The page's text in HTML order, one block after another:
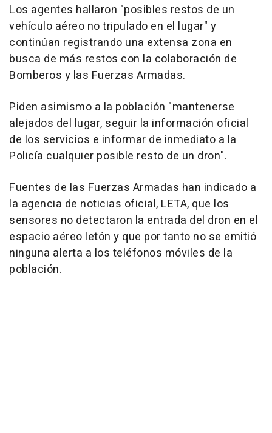
Los agentes hallaron "posibles restos de un
vehículo aéreo no tripulado en el lugar" y
continúan registrando una extensa zona en
busca de más restos con la colaboración de
Bomberos y las Fuerzas Armadas.
Piden asimismo a la población "mantenerse
alejados del lugar, seguir la información oficial
de los servicios e informar de inmediato a la
Policía cualquier posible resto de un dron".
Fuentes de las Fuerzas Armadas han indicado a
la agencia de noticias oficial, LETA, que los
sensores no detectaron la entrada del dron en el
espacio aéreo letón y que por tanto no se emitió
ninguna alerta a los teléfonos móviles de la
población.